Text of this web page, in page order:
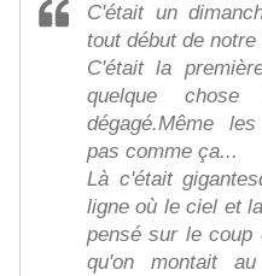
C'était un
tout début de notre
C'était la
quelque
dégagé.Même
pas comme ça...
Là c'était
ligne où le ciel et
pensé sur le coup
qu'on montait